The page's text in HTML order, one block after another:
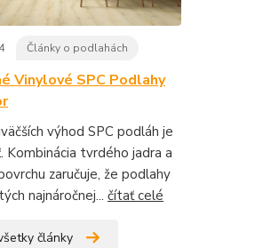
Články o podlahách
Vinylové SPC Podlahy
výhod SPC podláh je
Kombinácia tvrdého jadra a
zaručuje, že podlahy
najnáročnej... čítať celé
články